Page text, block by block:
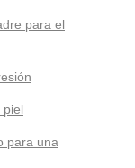
para el
piel
para una